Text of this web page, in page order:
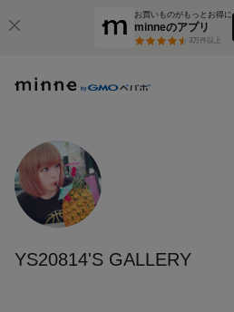
お買いものがもっとお得に
minneのアプリ
3万件以上
YS20814'S GALLERY